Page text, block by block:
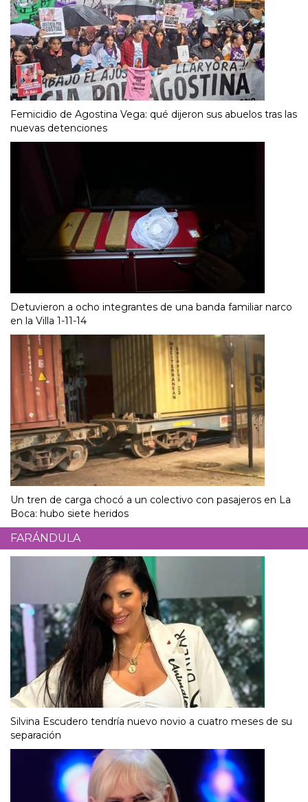
Femicidio de Agostina Vega: qué dijeron sus abuelos tras las
nuevas detenciones
Detuvieron a ocho integrantes de una banda familiar narco
en la Villa 1-11-14
Un tren de carga chocó a un colectivo con pasajeros en La
Boca: hubo siete heridos
FARÁNDULA
Silvina Escudero tendría nuevo novio a cuatro meses de su
separación